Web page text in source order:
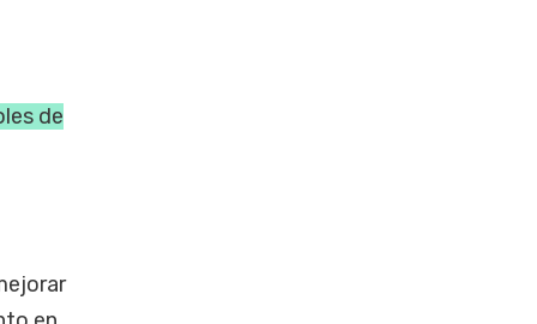
de